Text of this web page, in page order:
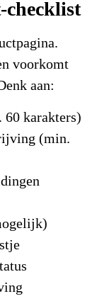
checklist
voorkomt
aan:
60 karakters)
(min.